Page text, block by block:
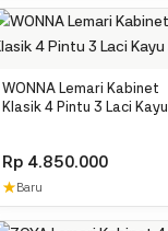
WONNA Lemari Kabinet
Klasik 4 Pintu 3 Laci Kayu
Rp4.850.000
★ Baru